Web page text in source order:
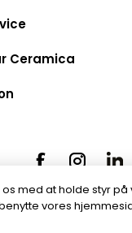
Ceramica
med at holde styr på
vores